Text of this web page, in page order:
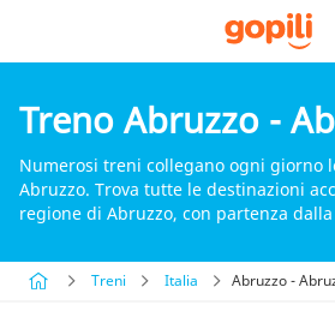
Treno Abruzzo -
Numerosi treni collegano ogni giorno
Abruzzo. Trova tutte le destinazioni
regione di Abruzzo, con partenza
Treni Italia Abruzzo -